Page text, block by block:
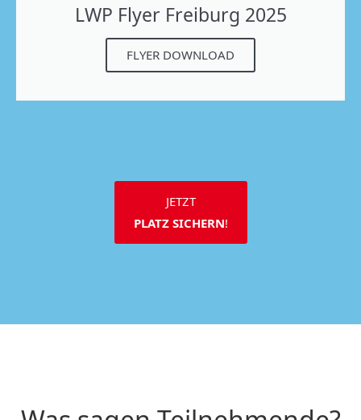
LWP Flyer Freiburg 2025
FLYER DOWNLOAD
JETZT
PLATZ SICHERN!